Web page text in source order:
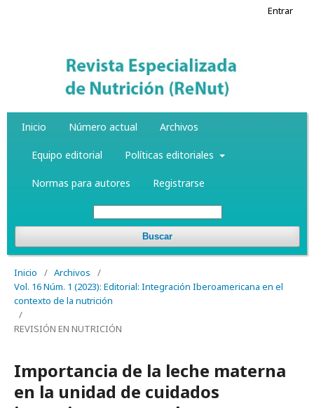
Inicio Número actual Archivos
Equipo editorial Políticas editoriales
Normas para autores Registrarse
Buscar
Entrar
Inicio / Archivos
/
Vol. 16 Núm. 1 (2023): Editorial: Integración Iberoamericana en el
contexto de la nutrición
/
REVISIÓN EN NUTRICIÓN
Importancia de la leche materna
en la unidad de cuidados